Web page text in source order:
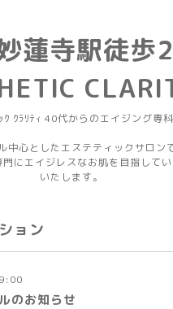
蓮寺駅徒歩
ｸ ｸﾗﾘﾃｨ 40代からのエイジング専科
中心としたエステティックサロン
にエイジレスなお肌を目指して
いたします。
ョン
のお知らせ